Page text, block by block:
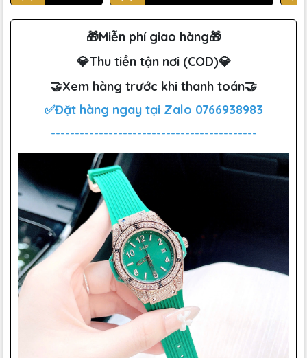
🎁Miễn phí giao hàng🎁
💎Thu tiền tận nơi (COD)💎
🤝Xem hàng trước khi thanh toán🤝
✅Đặt hàng ngay tại Zalo 0766938983
-------------------------------------------